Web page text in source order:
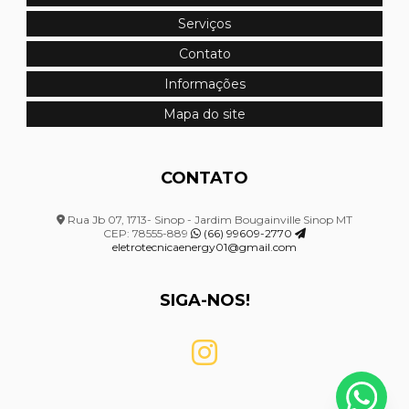
Montagem de quadro elétrico
Montagem de quadro elétrico de distribuição
Montagem de quadro elétrico em mato grosso
Montagem de sistemas elétricos
Projeto de combate a incêndio hidrantes
Projeto de segurança contra incêndio e pânico
Projeto de sistema de combate a incêndio
Serviços
Contato
Informações
Mapa do site
CONTATO
Rua Jb 07, 1713- Sinop - Jardim Bougainville Sinop MT
CEP: 78555-889
(66) 99609-2770
eletrotecnicaenergy01@gmail.com
SIGA-NOS!